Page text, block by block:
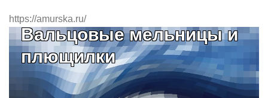
https://amurska.ru/
Вальцовые мельницы и
плющилки